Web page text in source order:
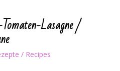
Lasagne /
/ Recipes